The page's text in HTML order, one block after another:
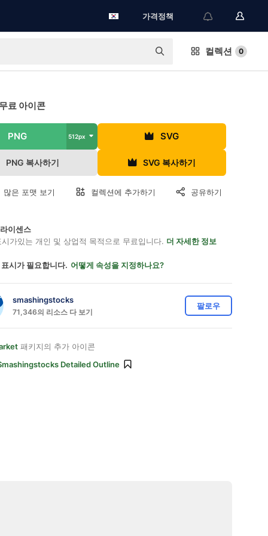
가격정책
컬렉션 0
료 아이콘
PNG 512px SVG
PNG 복사하기 SVG 복사하기
많은 포맷 보기 컬렉션에 추가하기 공유하기
이센스
가있는 개인 및 상업적 목적으로 무료입니다. 더 자세한 정보
시가 필요합니다. 어떻게 속성을 지정하나요?
smashingstocks
71,346의 리소스 다 보기
팔로우
패키지의 추가 아이콘
Detailed Outline